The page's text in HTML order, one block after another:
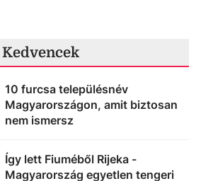
Kedvencek
10 furcsa településnév
Magyarországon, amit biztosan
nem ismersz
Így lett Fiuméből Rijeka -
Magyarország egyetlen tengeri